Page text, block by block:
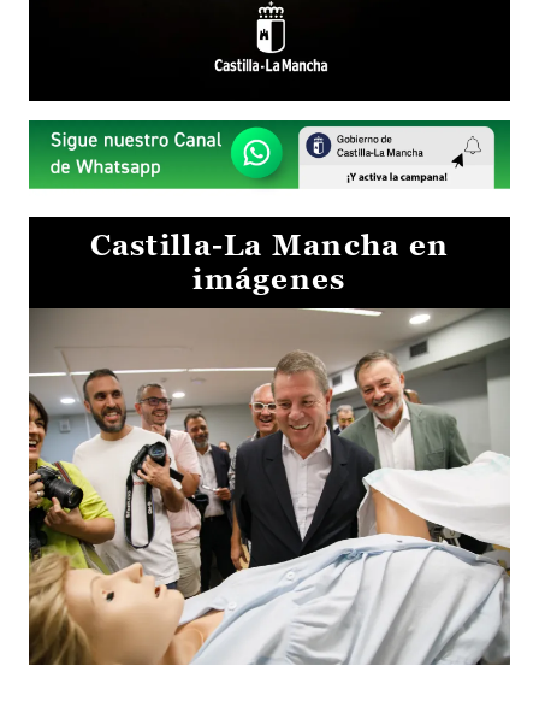
Castilla-La Mancha en
imágenes